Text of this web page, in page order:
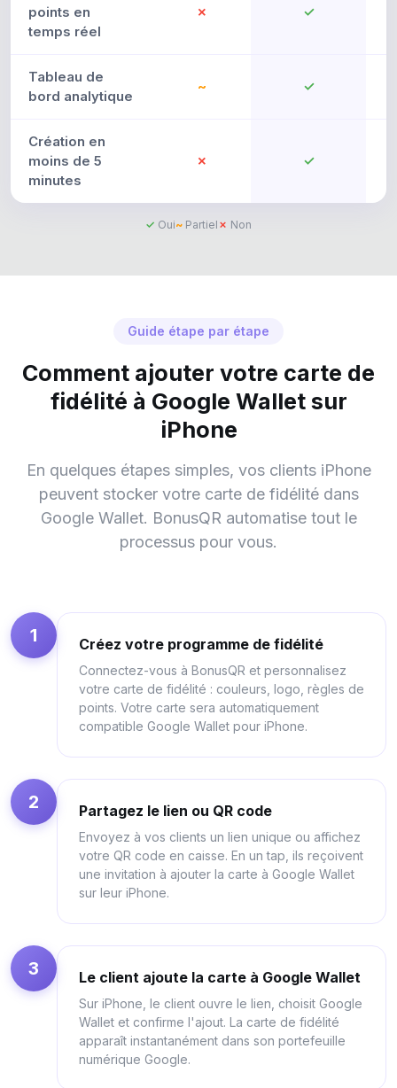
points en
temps réel
✗ ✓
Tableau de
bord analytique
~ ✓
Création en
moins de 5
minutes
✗ ✓
✓ Oui~ Partiel ✗ Non
Guide étape par étape
Comment ajouter votre carte de
fidélité à Google Wallet sur
iPhone
En quelques étapes simples, vos clients iPhone
peuvent stocker votre carte de fidélité dans
Google Wallet. BonusQR automatise tout le
processus pour vous.
1 Créez votre programme de fidélité
Connectez-vous à BonusQR et personnalisez
votre carte de fidélité : couleurs, logo, règles de
points. Votre carte sera automatiquement
compatible Google Wallet pour iPhone.
2 Partagez le lien ou QR code
Envoyez à vos clients un lien unique ou affichez
votre QR code en caisse. En un tap, ils reçoivent
une invitation à ajouter la carte à Google Wallet
sur leur iPhone.
3 Le client ajoute la carte à Google Wallet
Sur iPhone, le client ouvre le lien, choisit Google
Wallet et confirme l'ajout. La carte de fidélité
apparaît instantanément dans son portefeuille
numérique Google.